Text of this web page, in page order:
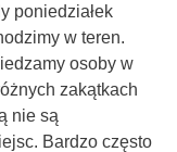
poniedziałek
w teren.
osoby w
zakątkach
nie są
Bardzo często